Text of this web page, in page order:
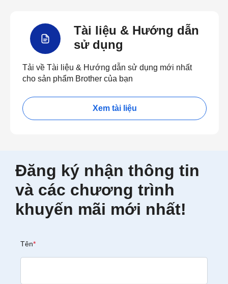
Tài liệu & Hướng dẫn
sử dụng
Tải về Tài liệu & Hướng dẫn sử dụng mới nhất
cho sản phẩm Brother của bạn
Xem tài liệu
Đăng ký nhận thông tin
và các chương trình
khuyến mãi mới nhất!
Tên*